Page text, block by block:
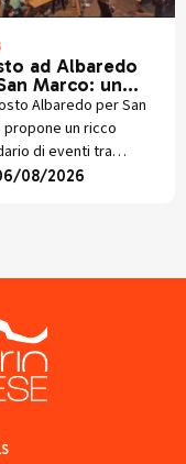
ad Albaredo
Marco: un
di eventi tra
natura,
magia e
Albaredo per San
propone un ricco
di eventi tra
magia, cinema,
08/2026